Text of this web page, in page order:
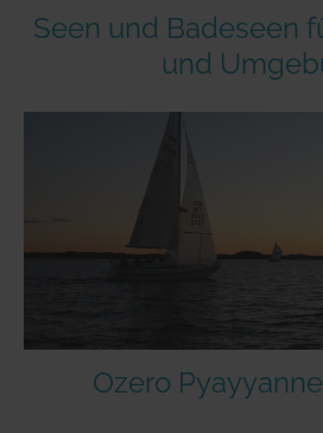
Häuser auf dem Wasser
Hundefreundliche Unterkünfte
Top Seen nach Regionen
Deutschlands Lieblingsseen
Frankreich
Norwegen
Seen und Badeseen
und
Ozero Pyayyanne